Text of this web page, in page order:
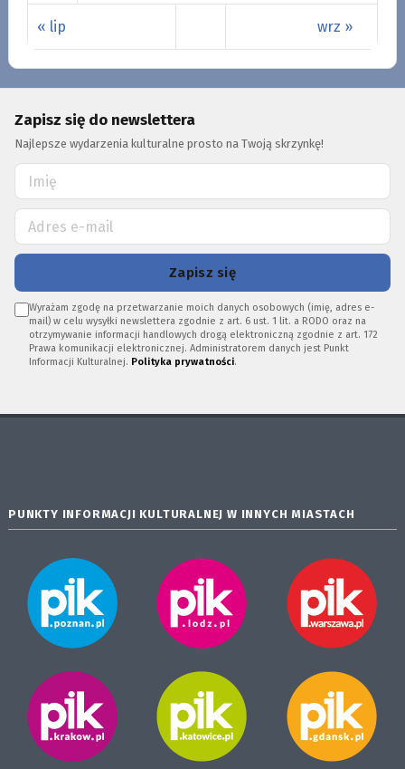
« lip wrz »
Zapisz się do newslettera
Najlepsze wydarzenia kulturalne prosto na Twoją skrzynkę!
Zapisz się
Wyrażam zgodę na przetwarzanie moich danych osobowych (imię, adres e-
mail) w celu wysyłki newslettera zgodnie z art. 6 ust. 1 lit. a RODO oraz na
otrzymywanie informacji handlowych drogą elektroniczną zgodnie z art. 172
Prawa komunikacji elektronicznej. Administratorem danych jest Punkt
Informacji Kulturalnej. Polityka prywatności.
PUNKTY INFORMACJI KULTURALNEJ W INNYCH MIASTACH